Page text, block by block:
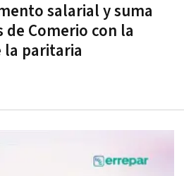
salarial y suma
Comerio con la
la paritaria